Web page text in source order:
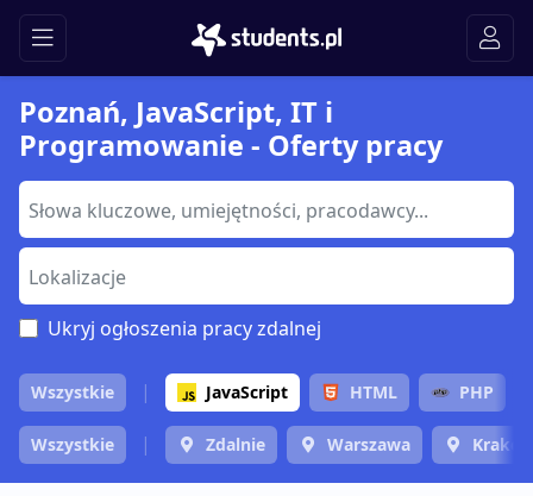
Poznań, JavaScript, IT i
Programowanie - Oferty pracy
Ukryj ogłoszenia pracy zdalnej
Wszystkie JavaScript HTML PHP
Wszystkie Zdalnie Warszawa